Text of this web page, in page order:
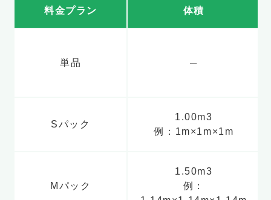
料金プラン 体積
単品 ─
Sパック
1.00m3
例：1m×1m×1m
Mパック
1.50m3
例：